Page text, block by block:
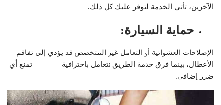
الآخرين، تأتي الخدمة لتوفر عليك كل ذلك.
حماية السيارة:
الإصلاحات العشوائية أو التعامل غير المتخصص قد يؤدي إلى تفاقم
الأعطال، بينما فرق خدمة الطريق تتعامل باحترافية تمنع أي
ضرر إضافي.